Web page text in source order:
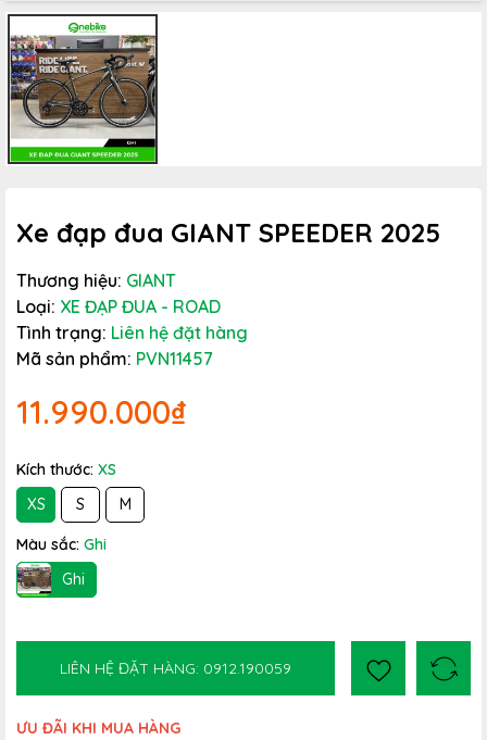
Xe đạp đua GIANT SPEEDER 2025
Thương hiệu: GIANT
Loại: XE ĐẠP ĐUA - ROAD
Tình trạng: Liên hệ đặt hàng
Mã sản phẩm: PVN11457
11.990.000₫
Kích thước: XS
XS
S M
Màu sắc: Ghi
Ghi
LIÊN HỆ ĐẶT HÀNG: 0912.190059
ƯU ĐÃI KHI MUA HÀNG